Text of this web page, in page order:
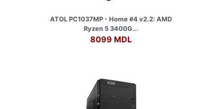
ATOL PC1037MP - Home #4 v2.2: AMD
Ryzen 5 3400G...
8099 MDL